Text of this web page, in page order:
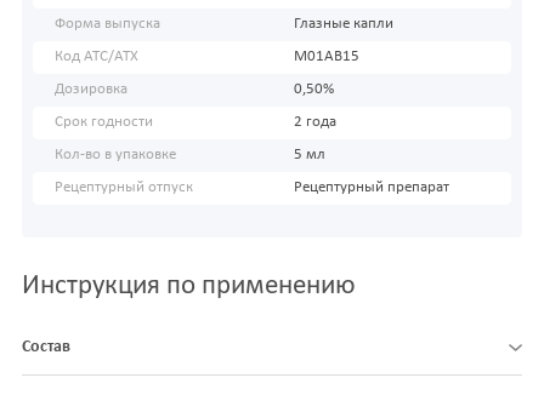
Форма выпуска Глазные капли
Код АТС/ATX M01AB15
Дозировка 0,50%
Срок годности 2 года
Кол-во в упаковке 5 мл
Рецептурный отпуск Рецептурный препарат
Инструкция по применению
Состав